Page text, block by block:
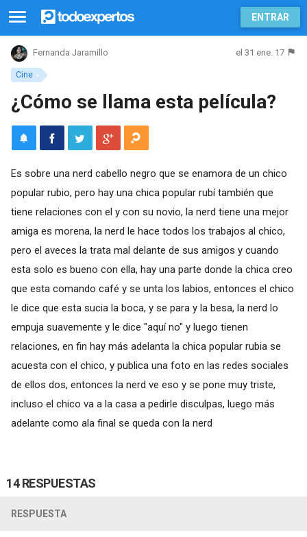
ENTRAR
Cine
Fernanda Jaramillo el 31 ene. 17
¿Cómo se llama esta película?
Es sobre una nerd cabello negro que se enamora de un chico
popular rubio, pero hay una chica popular rubí también que
tiene relaciones con el y con su novio, la nerd tiene una mejor
amiga es morena, la nerd le hace todos los trabajos al chico,
pero el aveces la trata mal delante de sus amigos y cuando
esta solo es bueno con ella, hay una parte donde la chica creo
que esta comando café y se unta los labios, entonces el chico
le dice que esta sucia la boca, y se para y la besa, la nerd lo
empuja suavemente y le dice "aquí no" y luego tienen
relaciones, en fin hay más adelanta la chica popular rubia se
acuesta con el chico, y publica una foto en las redes sociales
de ellos dos, entonces la nerd ve eso y se pone muy triste,
incluso el chico va a la casa a pedirle disculpas, luego más
adelante como ala final se queda con la nerd
14 RESPUESTAS
RESPUESTA